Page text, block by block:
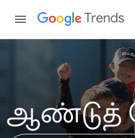
Trends
ஆண்டுத்